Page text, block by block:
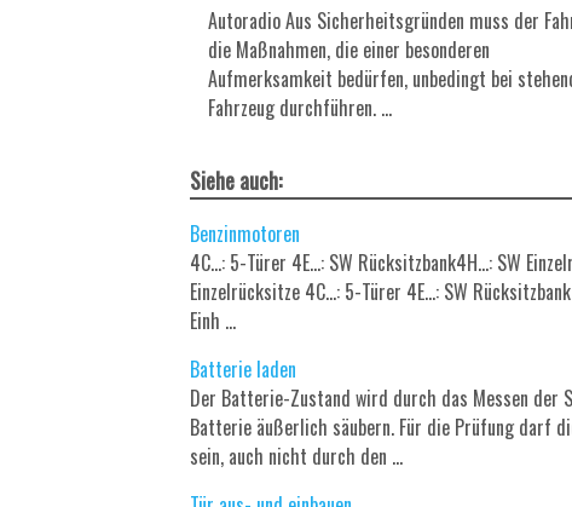
Autoradio Aus Sicherheitsgründen muss der
die Maßnahmen, die einer besonderen
Aufmerksamkeit bedürfen, unbedingt bei
Fahrzeug durchführen. ...
Siehe auch:
Benzinmotoren
4C...: 5-Türer 4E...: SW Rücksitzbank4H...: SW
Einzelrücksitze 4C...: 5-Türer 4E...: SW
Einh ...
Batterie laden
Der Batterie-Zustand wird durch das Messen der
Batterie äußerlich säubern. Für die Prüfung darf
sein, auch nicht durch den ...